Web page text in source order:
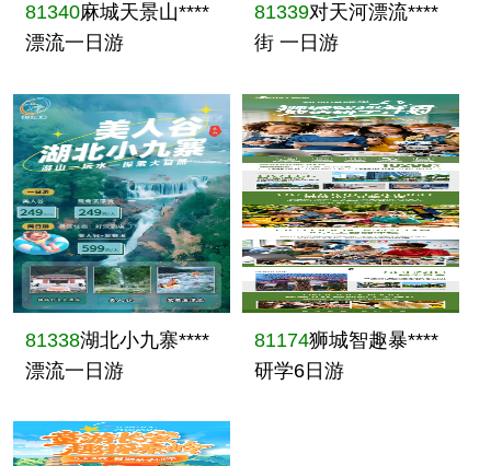
81340麻城天景山****
漂流一日游
81339对天河漂流****
街 一日游
81338湖北小九寨****
漂流一日游
81174狮城智趣暴****
研学6日游